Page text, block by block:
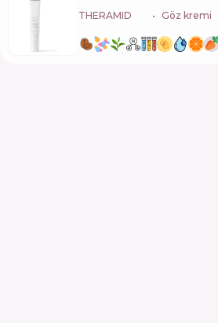
THERAMID
Göz kremi